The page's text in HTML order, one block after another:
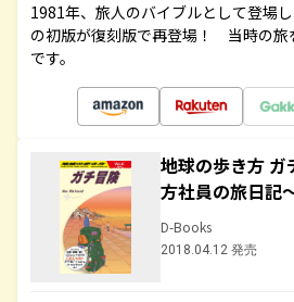
1981年、旅人のバイブルとして登場
の初版が復刻版で再登場！ 当時の旅
です。
地球の歩き方 ガ
方社員の旅日記
D-Books
2018.04.12 発売